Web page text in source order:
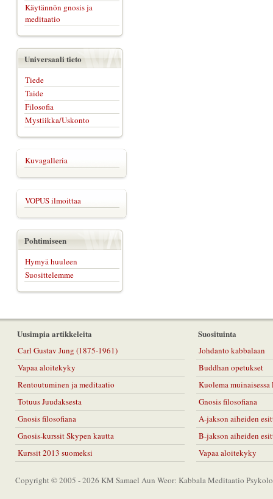
Käytännön gnosis ja
meditaatio
Universaali tieto
Tiede
Taide
Filosofia
Mystiikka/Uskonto
Kuvagalleria
VOPUS ilmoittaa
Pohtimiseen
Hymyä huuleen
Suosittelemme
Uusimpia artikkeleita
Carl Gustav Jung (1875-1961)
Vapaa aloitekyky
Rentoutuminen ja meditaatio
Totuus Juudaksesta
Gnosis filosofiana
Gnosis-kurssit Skypen kautta
Kurssit 2013 suomeksi
Suosituinta
Johdanto kabbalaan
Buddhan opetukset
Kuolema muinaisessa
Gnosis filosofiana
A-jakson aiheiden
B-jakson aiheiden
Vapaa aloitekyky
Copyright © 2005 - 2026 KM Samael Aun Weor: Kabbala Meditaatio